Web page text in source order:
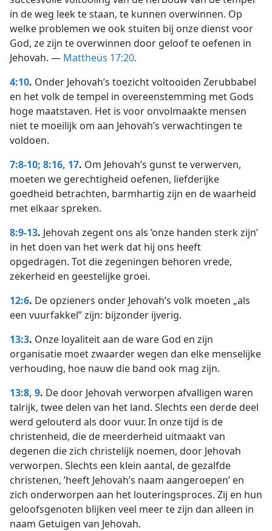
in de weg leek te staan, te kunnen overwinnen. Op
welke problemen we ook stuiten bij onze dienst voor
God, ze zijn te overwinnen door geloof te oefenen in
Jehovah. — Mattheüs 17:20.
4:10. Onder Jehovah’s toezicht voltooiden Zerubbabel
en het volk de tempel in overeenstemming met Gods
hoge maatstaven. Het is voor onvolmaakte mensen
niet te moeilijk om aan Jehovah’s verwachtingen te
voldoen.
7:8-10; 8:16, 17. Om Jehovah’s gunst te verwerven,
moeten we gerechtigheid oefenen, liefderijke
goedheid betrachten, barmhartig zijn en de waarheid
met elkaar spreken.
8:9-13. Jehovah zegent ons als ’onze handen sterk zijn’
in het doen van het werk dat hij ons heeft
opgedragen. Tot die zegeningen behoren vrede,
zekerheid en geestelijke groei.
12:6. De opzieners onder Jehovah’s volk moeten „als
een vuurfakkel” zijn: bijzonder ijverig.
13:3. Onze loyaliteit aan de ware God en zijn
organisatie moet zwaarder wegen dan elke menselijke
verhouding, hoe nauw die band ook mag zijn.
13:8, 9. De door Jehovah verworpen afvalligen waren
talrijk, twee delen van het land. Slechts een derde deel
werd gelouterd als door vuur. In onze tijd is de
christenheid, die de meerderheid uitmaakt van
degenen die zich christelijk noemen, door Jehovah
verworpen. Slechts een klein aantal, de gezalfde
christenen, ’heeft Jehovah’s naam aangeroepen’ en
zich onderworpen aan het louteringsproces. Zij en hun
geloofsgenoten blijken veel meer te zijn dan alleen in
naam Getuigen van Jehovah.